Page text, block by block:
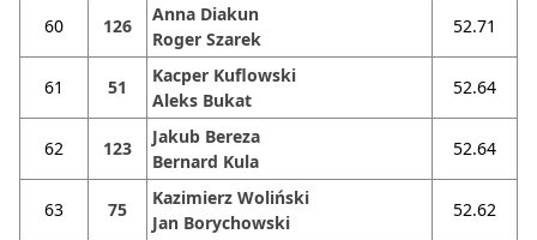
60 126
Anna Diakun
Roger Szarek
52.71
61 51
Kacper Kuflowski
Aleks Bukat
52.64
62 123
Jakub Bereza
Bernard Kula
52.64
63 75
Kazimierz Woliński
Jan Borychowski
52.62